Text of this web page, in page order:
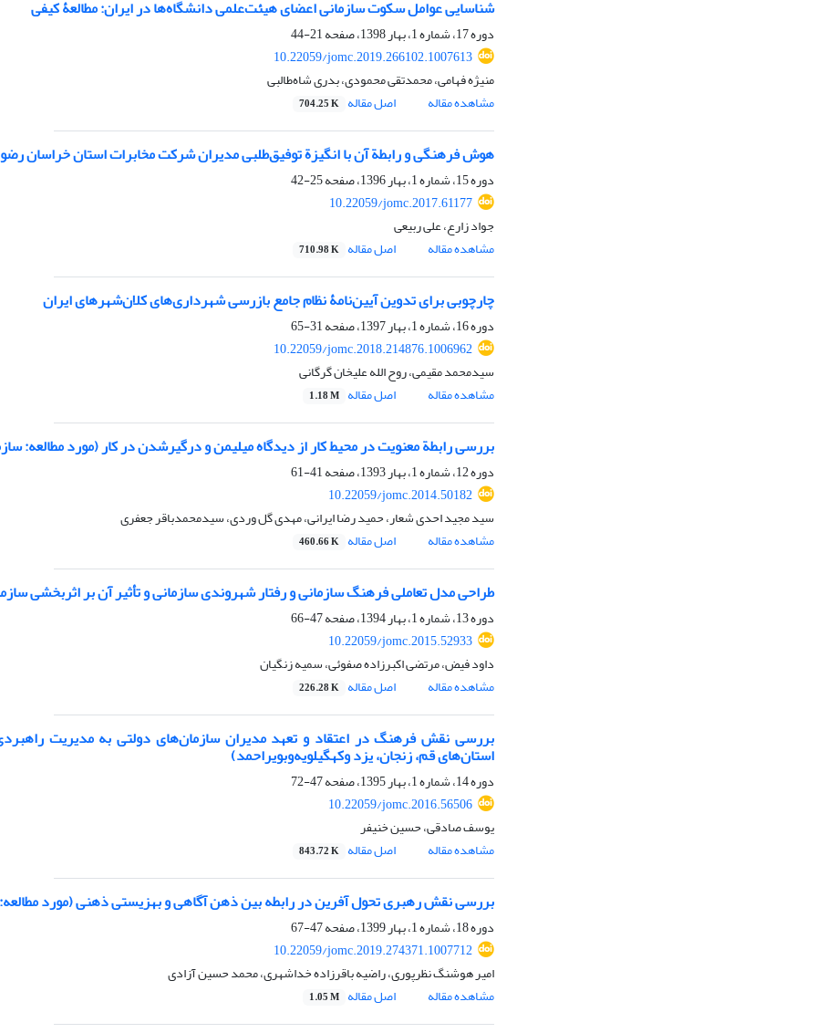
شناسایی عوامل سکوت سازمانی اعضای هیئت‌علمی دانشگاه‌ها در ایران: مطالعۀ کیفی
دوره 17، شماره 1، بهار 1398، صفحه
21-44
10.22059/jomc.2019.266102.1007613
منیژه فهامی، محمدتقی محمودی، بدری شاه‌طالبی
مشاهده مقاله
اصل مقاله 704.25 K
هوش فرهنگی و رابطة آن با انگیزة توفیق‌طلبی مدیران شرکت مخابرات استان خراسان
دوره 15، شماره 1، بهار 1396، صفحه
25-42
10.22059/jomc.2017.61177
جواد زارع، علی ربیعی
مشاهده مقاله
اصل مقاله 710.98 K
چارچوبی برای تدوین آیین‌نامۀ نظام جامع بازرسی شهرداری‌های کلان‌شهرهای ایران
دوره 16، شماره 1، بهار 1397، صفحه
31-65
10.22059/jomc.2018.214876.1006962
سیدمحمد مقیمی، روح الله علیخان گرگانی
مشاهده مقاله
اصل مقاله 1.18 M
بررسی رابطة معنویت در محیط کار از دیدگاه میلیمن و درگیرشدن در کار (مورد مطالعه:
دوره 12، شماره 1، بهار 1393، صفحه
41-61
10.22059/jomc.2014.50182
سید مجید احدی شعار، حمید رضا ایرانی، مهدی گل وردی، سیدمحمدباقر جعفری
مشاهده مقاله
اصل مقاله 460.66 K
طراحی مدل تعاملی فرهنگ سازمانی و رفتار شهروندی سازمانی و تأثیر آن بر اثربخشی
دوره 13، شماره 1، بهار 1394، صفحه
47-66
10.22059/jomc.2015.52933
داود فیض، مرتضی اکبرزاده صفوئی، سمیه زنگیان
مشاهده مقاله
اصل مقاله 226.28 K
بررسی نقش فرهنگ در اعتقاد و تعهد مدیران سازمان‌های دولتی به مدیریت
استان‌های قم، زنجان، یزد وکهگیلویه‌وبویراحمد)
دوره 14، شماره 1، بهار 1395، صفحه
47-72
10.22059/jomc.2016.56506
یوسف صادقی، حسین خنیفر
مشاهده مقاله
اصل مقاله 843.72 K
بررسی نقش رهبری ‏تحول‏ آفرین در رابطه بین ذهن ‏آگاهی و بهزیستی ذهنی (مورد مطالعه:
دوره 18، شماره 1، بهار 1399، صفحه
47-67
10.22059/jomc.2019.274371.1007712
امیر هوشنگ نظرپوری، راضیه باقرزاده خداشهری، محمد حسین آزادی
مشاهده مقاله
اصل مقاله 1.05 M